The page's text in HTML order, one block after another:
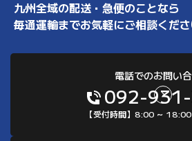
九州全域の配送・急便のことなら
毎通運輸までお気軽にご相談くださ
電話でのお問い
092-
【受付時間】8:00 ～